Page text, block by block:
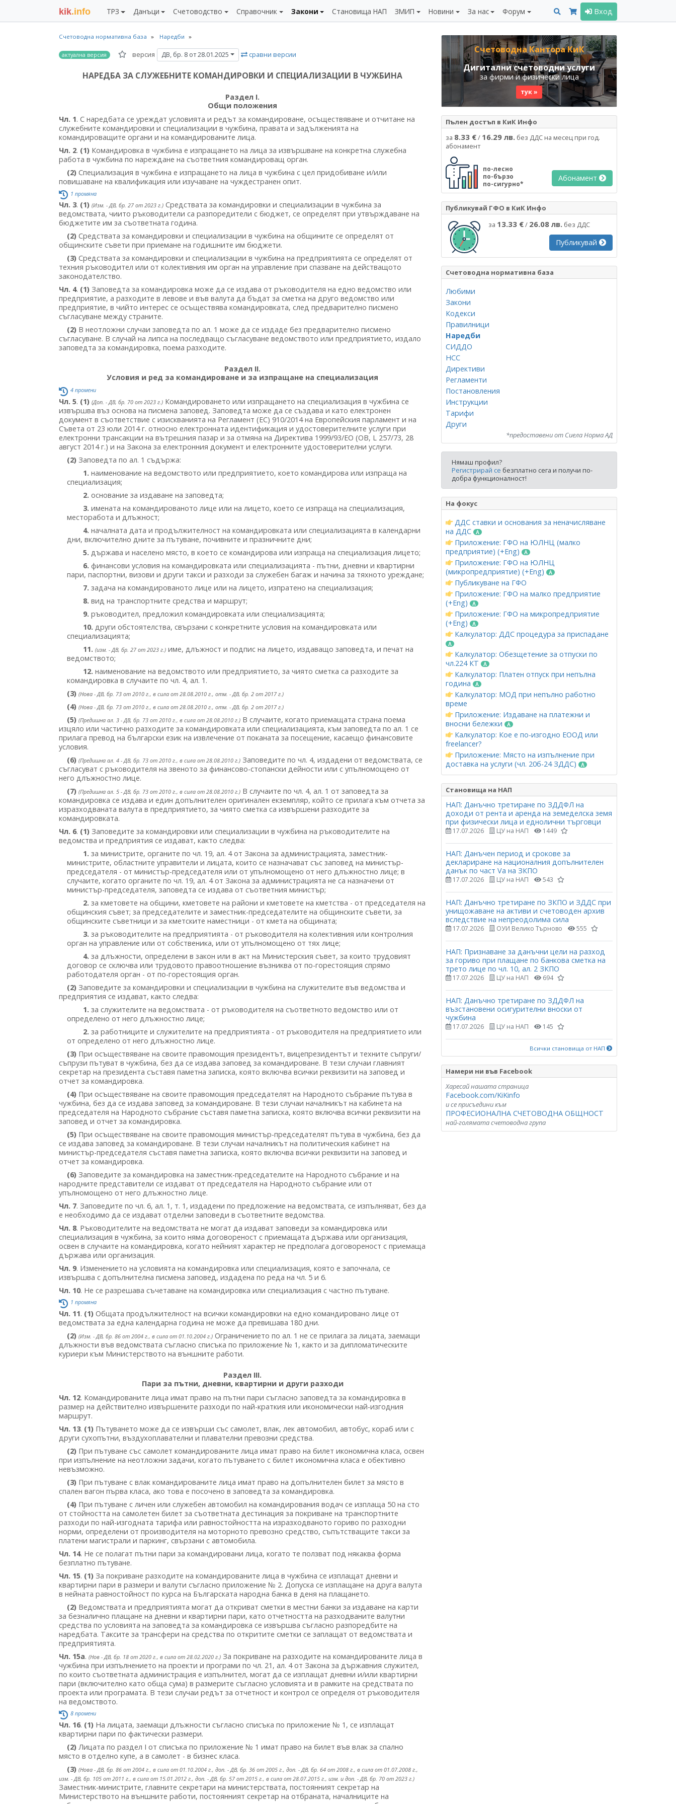
kik.info ТРЗ Данъци Счетоводство Справочник Закони Становища НАП ЗМИП Новини За нас Форум Вход
Счетоводна нормативна база Наредби
актуална версия версия ДВ, бр. 8 от 28.01.2025 сравни версии
НАРЕДБА ЗА СЛУЖЕБНИТЕ КОМАНДИРОВКИ И СПЕЦИАЛИЗАЦИИ В ЧУЖБИНА
Раздел I.
Общи положения
Чл. 1. С наредбата се уреждат условията и редът за командироване, осъществяване и отчитане на
служебните командировки и специализации в чужбина, правата и задълженията на
командироващите органи и на командированите лица.
Чл. 2. (1) Командировка в чужбина е изпращането на лица за извършване на конкретна служебна
работа в чужбина по нареждане на съответния командироващ орган.
(2) Специализация в чужбина е изпращането на лица в чужбина с цел придобиване и/или
повишаване на квалификация или изучаване на чуждестранен опит.
1 промяна
Чл. 3. (1) (Изм. - ДВ, бр. 27 от 2023 г.) Средствата за командировки и специализации в чужбина за
ведомствата, чиито ръководители са разпоредители с бюджет, се определят при утвърждаване на
бюджетите им за съответната година.
(2) Средствата за командировки и специализации в чужбина на общините се определят от
общинските съвети при приемане на годишните им бюджети.
(3) Средствата за командировки и специализации в чужбина на предприятията се определят от
техния ръководител или от колективния им орган на управление при спазване на действащото
законодателство.
Чл. 4. (1) Заповедта за командировка може да се издава от ръководителя на едно ведомство или
предприятие, а разходите в левове и във валута да бъдат за сметка на друго ведомство или
предприятие, в чийто интерес се осъществява командировката, след предварително писмено
съгласуване между страните.
(2) В неотложни случаи заповедта по ал. 1 може да се издаде без предварително писмено
съгласуване. В случай на липса на последващо съгласуване ведомството или предприятието, издало
заповедта за командировка, поема разходите.
Раздел II.
Условия и ред за командироване и за изпращане на специализация
4 промени
Чл. 5. (1) (Доп. - ДВ, бр. 70 от 2023 г.) Командироването или изпращането на специализация в чужбина се
извършва въз основа на писмена заповед. Заповедта може да се създава и като електронен
документ в съответствие с изискванията на Регламент (ЕС) 910/2014 на Европейския парламент и на
Съвета от 23 юли 2014 г. относно електронната идентификация и удостоверителните услуги при
електронни трансакции на вътрешния пазар и за отмяна на Директива 1999/93/ЕО (ОВ, L 257/73, 28
август 2014 г.) и на Закона за електронния документ и електронните удостоверителни услуги.
(2) Заповедта по ал. 1 съдържа:
1. наименование на ведомството или предприятието, което командирова или изпраща на
специализация;
2. основание за издаване на заповедта;
3. имената на командированото лице или на лицето, което се изпраща на специализация,
месторабота и длъжност;
4. началната дата и продължителност на командировката или специализацията в календарни
дни, включително дните за пътуване, почивните и празничните дни;
5. държава и населено място, в което се командирова или изпраща на специализация лицето;
6. финансови условия на командировката или специализацията - пътни, дневни и квартирни
пари, паспортни, визови и други такси и разходи за служебен багаж и начина за тяхното уреждане;
7. задача на командированото лице или на лицето, изпратено на специализация;
8. вид на транспортните средства и маршрут;
9. ръководител, предложил командировката или специализацията;
10. други обстоятелства, свързани с конкретните условия на командировката или
специализацията;
11. (изм. - ДВ, бр. 27 от 2023 г.) име, длъжност и подпис на лицето, издаващо заповедта, и печат на
ведомството;
12. наименование на ведомството или предприятието, за чиято сметка са разходите за
командировка в случаите по чл. 4, ал. 1.
(3) (Нова - ДВ, бр. 73 от 2010 г., в сила от 28.08.2010 г., отм. - ДВ, бр. 2 от 2017 г.)
(4) (Нова - ДВ, бр. 73 от 2010 г., в сила от 28.08.2010 г., отм. - ДВ, бр. 2 от 2017 г.)
(5) (Предишна ал. 3 - ДВ, бр. 73 от 2010 г., в сила от 28.08.2010 г.) В случаите, когато приемащата страна поема
изцяло или частично разходите за командировката или специализацията, към заповедта по ал. 1 се
прилага превод на български език на извлечение от поканата за посещение, касаещо финансовите
условия.
(6) (Предишна ал. 4 - ДВ, бр. 73 от 2010 г., в сила от 28.08.2010 г.) Заповедите по чл. 4, издадени от ведомствата, се
съгласуват с ръководителя на звеното за финансово-стопански дейности или с упълномощено от
него длъжностно лице.
(7) (Предишна ал. 5 - ДВ, бр. 73 от 2010 г., в сила от 28.08.2010 г.) В случаите по чл. 4, ал. 1 от заповедта за
командировка се издава и един допълнителен оригинален екземпляр, който се прилага към отчета за
изразходваната валута в предприятието, за чиято сметка са извършени разходите за
командировката.
Чл. 6. (1) Заповедите за командировки или специализации в чужбина на ръководителите на
ведомства и предприятия се издават, както следва:
1. за министрите, органите по чл. 19, ал. 4 от Закона за администрацията, заместник-
министрите, областните управители и лицата, които се назначават със заповед на министър-
председателя - от министър-председателя или от упълномощено от него длъжностно лице; в
случаите, когато органите по чл. 19, ал. 4 от Закона за администрацията не са назначени от
министър-председателя, заповедта се издава от съответния министър;
2. за кметовете на общини, кметовете на райони и кметовете на кметства - от председателя на
общинския съвет; за председателите и заместник-председателите на общинските съвети, за
общинските съветници и за кметските наместници - от кмета на общината;
3. за ръководителите на предприятията - от ръководителя на колективния или контролния
орган на управление или от собственика, или от упълномощено от тях лице;
4. за длъжности, определени в закон или в акт на Министерския съвет, за които трудовият
договор се сключва или трудовото правоотношение възниква от по-горестоящия спрямо
работодателя орган - от по-горестоящия орган.
(2) Заповедите за командировки и специализации в чужбина на служителите във ведомства и
предприятия се издават, както следва:
1. за служителите на ведомствата - от ръководителя на съответното ведомство или от
определено от него длъжностно лице;
2. за работниците и служителите на предприятията - от ръководителя на предприятието или
от определено от него длъжностно лице.
(3) При осъществяване на своите правомощия президентът, вицепрезидентът и техните съпруги/
съпрузи пътуват в чужбина, без да се издава заповед за командироване. В тези случаи главният
секретар на президента съставя паметна записка, която включва всички реквизити на заповед и
отчет за командировка.
(4) При осъществяване на своите правомощия председателят на Народното събрание пътува в
чужбина, без да се издава заповед за командироване. В тези случаи началникът на кабинета на
председателя на Народното събрание съставя паметна записка, която включва всички реквизити на
заповед и отчет за командировка.
(5) При осъществяване на своите правомощия министър-председателят пътува в чужбина, без да
се издава заповед за командироване. В тези случаи началникът на политическия кабинет на
министър-председателя съставя паметна записка, която включва всички реквизити на заповед и
отчет за командировка.
(6) Заповедите за командировка на заместник-председателите на Народното събрание и на
народните представители се издават от председателя на Народното събрание или от
упълномощено от него длъжностно лице.
Чл. 7. Заповедите по чл. 6, ал. 1, т. 1, издадени по предложение на ведомствата, се изпълняват, без да
е необходимо да се издават отделни заповеди в съответните ведомства.
Чл. 8. Ръководителите на ведомствата не могат да издават заповеди за командировка или
специализация в чужбина, за които няма договореност с приемащата държава или организация,
освен в случаите на командировка, когато нейният характер не предполага договореност с приемаща
държава или организация.
Чл. 9. Изменението на условията на командировка или специализация, която е започнала, се
извършва с допълнителна писмена заповед, издадена по реда на чл. 5 и 6.
Чл. 10. Не се разрешава съчетаване на командировка или специализация с частно пътуване.
1 промяна
Чл. 11. (1) Общата продължителност на всички командировки на едно командировано лице от
ведомствата за една календарна година не може да превишава 180 дни.
(2) (Изм. - ДВ, бр. 86 от 2004 г., в сила от 01.10.2004 г.) Ограничението по ал. 1 не се прилага за лицата, заемащи
длъжности във ведомствата съгласно списъка по приложение № 1, както и за дипломатическите
куриери към Министерството на външните работи.
Раздел III.
Пари за пътни, дневни, квартирни и други разходи
Чл. 12. Командированите лица имат право на пътни пари съгласно заповедта за командировка в
размер на действително извършените разходи по най-краткия или икономически най-изгодния
маршрут.
Чл. 13. (1) Пътуването може да се извърши със самолет, влак, лек автомобил, автобус, кораб или с
други сухопътни, въздухоплавателни и плавателни превозни средства.
(2) При пътуване със самолет командированите лица имат право на билет икономична класа, освен
при изпълнение на неотложни задачи, когато пътуването с билет икономична класа е обективно
невъзможно.
(3) При пътуване с влак командированите лица имат право на допълнителен билет за място в
спален вагон първа класа, ако това е посочено в заповедта за командировка.
(4) При пътуване с личен или служебен автомобил на командирования водач се изплаща 50 на сто
от стойността на самолетен билет за съответната дестинация за покриване на транспортните
разходи по най-изгодната тарифа или равностойността на изразходваното гориво по разходни
норми, определени от производителя на моторното превозно средство, съпътстващите такси за
платени магистрали и паркинг, свързани с автомобила.
Чл. 14. Не се полагат пътни пари за командировани лица, когато те ползват под някаква форма
безплатно пътуване.
Чл. 15. (1) За покриване разходите на командированите лица в чужбина се изплащат дневни и
квартирни пари в размери и валути съгласно приложение № 2. Допуска се изплащане на друга валута
в нейната равностойност по курса на Българската народна банка в деня на плащането.
(2) Ведомствата и предприятията могат да откриват сметки в местни банки за издаване на карти
за безналично плащане на дневни и квартирни пари, като отчетността на разходваните валутни
средства по условията на заповедта за командировка се извършва съгласно разпоредбите на
наредбата. Таксите за трансфери на средства по откритите сметки се заплащат от ведомствата и
предприятията.
Чл. 15а. (Нов - ДВ, бр. 18 от 2020 г., в сила от 28.02.2020 г.) За покриване на разходите на командированите лица в
чужбина при изпълнението на проекти и програми по чл. 21, ал. 4 от Закона за държавния служител,
по които съответната администрация е изпълнител, могат да се изплащат дневни и/или квартирни
пари (включително като обща сума) в размерите съгласно условията и в рамките на средствата по
проекта или програмата. В тези случаи редът за отчетност и контрол се определя от ръководителя
на ведомството.
8 промени
Чл. 16. (1) На лицата, заемащи длъжности съгласно списъка по приложение № 1, се изплащат
квартирни пари по фактически размери.
(2) Лицата по раздел I от списъка по приложение № 1 имат право на билет във влак за спално
място в отделно купе, а в самолет - в бизнес класа.
(3) (Нова - ДВ, бр. 86 от 2004 г., в сила от 01.10.2004 г., доп. - ДВ, бр. 36 от 2005 г., доп. - ДВ, бр. 64 от 2008 г., в сила от 01.07.2008 г.,
изм. - ДВ, бр. 105 от 2011 г., в сила от 15.01.2012 г., доп. - ДВ, бр. 57 от 2015 г., в сила от 28.07.2015 г., изм. и доп. - ДВ, бр. 70 от 2023 г.)
Заместник-министрите, главните секретари на министерствата, постоянният секретар на
Министерството на външните работи, постоянният секретар на отбраната, началниците на
Счетоводна Кантора КиК
Дигитални счетоводни услуги
за фирми и физически лица
тук »
Пълен достъп в КиК Инфо
за 8.33 €/ 16.29 лв. без ДДС на месец при год.
абонамент
по-лесно
по-бързо
по-сигурно*
Абонамент
Публикувай ГФО в КиК Инфо
за 13.33 €/ 26.08 лв. без ДДС
Публикувай
Счетоводна нормативна база
Любими
Закони
Кодекси
Правилници
Наредби
СИДДО
НСС
Директиви
Регламенти
Постановления
Инструкции
Тарифи
Други
*предоставени от Сиела Норма АД
Нямаш профил?
Регистрирай се безплатно сега и получи по-
добра функционалност!
На фокус
ДДС ставки и основания за неначисляване
на ДДС
Приложение: ГФО на ЮЛНЦ (малко
предприятие) (+Eng)
Приложение: ГФО на ЮЛНЦ
(микропредприятие) (+Eng)
Публикуване на ГФО
Приложение: ГФО на малко предприятие
(+Eng)
Приложение: ГФО на микропредприятие
(+Eng)
Калкулатор: ДДС процедура за приспадане
Калкулатор: Обезщетение за отпуски по
чл.224 КТ
Калкулатор: Платен отпуск при непълна
година
Калкулатор: МОД при непълно работно
време
Приложение: Издаване на платежни и
вносни бележки
Калкулатор: Кое е по-изгодно ЕООД или
freelancer?
Приложение: Място на изпълнение при
доставка на услуги (чл. 20б-24 ЗДДС)
Становища на НАП
НАП: Данъчно третиране по ЗДДФЛ на
доходи от рента и аренда на земеделска земя
при физически лица и еднолични търговци
17.07.2026 ЦУ на НАП 1449
НАП: Данъчен период и срокове за
деклариране на националния допълнителен
данък по част Vа на ЗКПО
17.07.2026 ЦУ на НАП 543
НАП: Данъчно третиране по ЗКПО и ЗДДС при
унищожаване на активи и счетоводен архив
вследствие на непреодолима сила
17.07.2026 ОУИ Велико Търново 555
НАП: Признаване за данъчни цели на разход
за гориво при плащане по банкова сметка на
трето лице по чл. 10, ал. 2 ЗКПО
17.07.2026 ЦУ на НАП 694
НАП: Данъчно третиране по ЗДДФЛ на
възстановени осигурителни вноски от
чужбина
17.07.2026 ЦУ на НАП 145
Всички становища от НАП
Намери ни във Facebook
Харесай нашата страница
Facebook.com/KiKinfo
и се присъедини към
ПРОФЕСИОНАЛНА СЧЕТОВОДНА ОБЩНОСТ
най-голямата счетоводна група